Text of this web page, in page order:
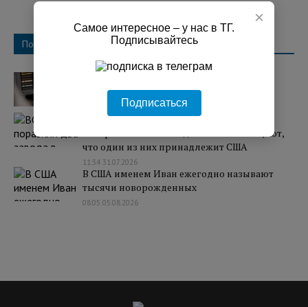
Популярное
украинский БПЛА
07:25 03.08.2026
ВС РФ поразили два завода в Киеве, где
собирают БПЛА. Западные СМИ сообщают,
что один из них принадлежит США
11:34 31.07.2026
В США именем Иван ежегодно называют
тысячи новорожденных
08:05 05.08.2026
×
Самое интересное – у нас в ТГ.
Подписывайтесь
Подписаться